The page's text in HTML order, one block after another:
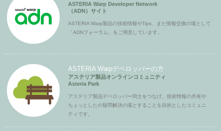
ASTERIA Warp Developer Network
（ADN）サイト
ASTERIA Warp製品の技術情報やTips、また情報交換の場として
「ADNフォーラム」をご用意しています。
ASTERIA Warpデベロッパーの方
アステリア製品オンラインコミュニティ
Asteria Park
アステリア製品デベロッパー同士をつなげ、技術情報の共有や
ちょっとしたの疑問解決の場とすることを目的としたコミュニ
ティです。